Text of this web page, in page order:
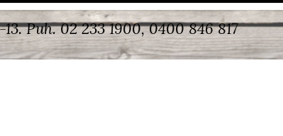
Puh. 02 233 1900, 0400 846 817